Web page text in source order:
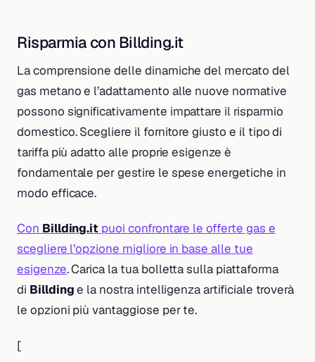
Risparmia con Billding.it
La comprensione delle dinamiche del mercato del
gas metano e l’adattamento alle nuove normative
possono significativamente impattare il risparmio
domestico. Scegliere il fornitore giusto e il tipo di
tariffa più adatto alle proprie esigenze è
fondamentale per gestire le spese energetiche in
modo efficace.
Con Billding.it puoi confrontare le offerte gas e
scegliere l’opzione migliore in base alle tue
esigenze. Carica la tua bolletta sulla piattaforma
di Billdinge la nostra intelligenza artificiale troverà
le opzioni più vantaggiose per te.
[